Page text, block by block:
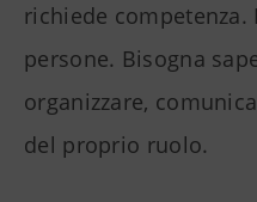
richiede
persone. Bisogna
organizzare,
del proprio ruolo.